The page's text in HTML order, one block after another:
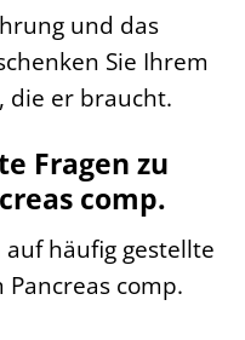
und das
Sie Ihrem
die er braucht.
Fragen zu
comp.
häufig gestellte
Pancreas comp.